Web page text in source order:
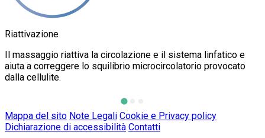
Riattivazione
Il massaggio riattiva la circolazione e il sistema linfatico e
aiuta a correggere lo squilibrio microcircolatorio provocato
dalla cellulite.
Mappa del sito Note Legali Cookie e Privacy policy
Dichiarazione di accessibilità Contatti